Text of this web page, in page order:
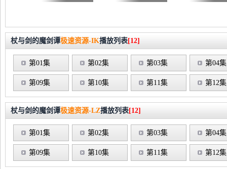
杖与剑的魔剑谭极速资源-IK播放列表[12]
第01集 第02集 第03集 第04集
第09集 第10集 第11集 第12集
杖与剑的魔剑谭极速资源-LZ播放列表[12]
第01集 第02集 第03集 第04集
第09集 第10集 第11集 第12集